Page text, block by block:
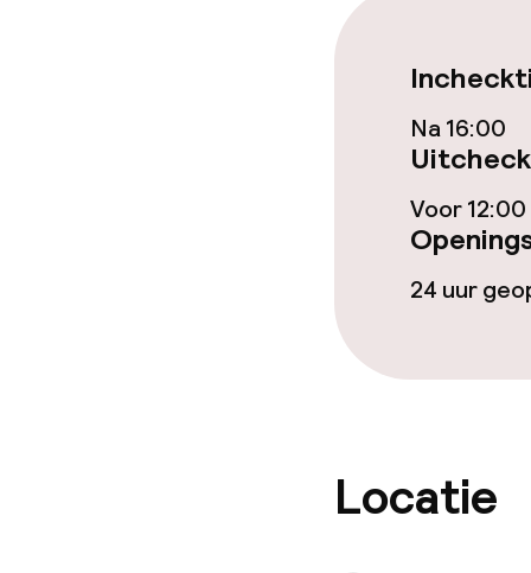
Wasservice
Zakelijke
Overal rookvrij
Na 16:00
Voor 12:00
24 uur
Locatie